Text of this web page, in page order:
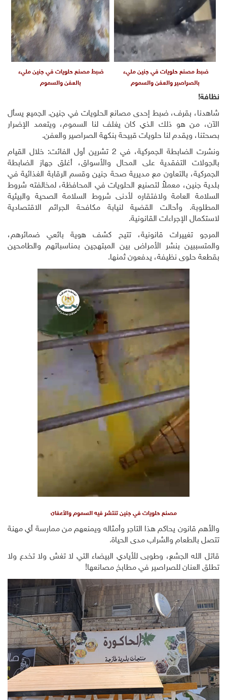
ضبط مصنع حلويات في جنين مليء
بالصراصير والعفن والسموم
ضبط مصنع حلويات في جنين مليء
بالعفن والسموم
نظافة!
شاهدنا، بقرف، ضبط إحدى مصانع الحلويات في جنين. الجميع يسأل
الآن، من هو ذلك الذي كان يغلف لنا السموم، ويتعمد الإضرار
بصحتنا، ويقدم لنا حلويات قبيحة بنكهة الصراصير والعفن.
ونشرت الضابطة الجمركية، في 2 تشرين أول الفائت: خلال القيام
بالجولات التفقدية على المحال والأسواق، أغلق جهاز الضابطة
الجمركية، بالتعاون مع مديرية صحة جنين وقسم الرقابة الغذائية في
بلدية جنين، معملاً لتصنيع الحلويات في المحافظة، لمخالفته شروط
السلامة العامة ولافتقاره لأدنى شروط السلامة الصحية والبيئية
المطلوبة. وأحالت القضية لنيابة مكافحة الجرائم الاقتصادية
لاستكمال الإجراءات القانونية.
المرجو تغييرات قانونية، تتيح كشف هوية بائعي ضمائرهم،
والمتسببين بنشر الأمراض بين المبتهجين بمناسباتهم والطامحين
بقطعة حلوى نظيفة، يدفعون ثمنها.
مصنع حلويات في جنين تنتشر فيه السموم والأعفان
والأهم قانون يحاكم هذا التاجر وأمثاله ويمنعهم من ممارسة أي مهنة
تتصل بالطعام والشراب مدى الحياة.
قاتل الله الجشع، وطوبى للأيادي البيضاء التي لا تغش ولا تخدع ولا
تطلق العنان للصراصير في مطابخ مصانعها!